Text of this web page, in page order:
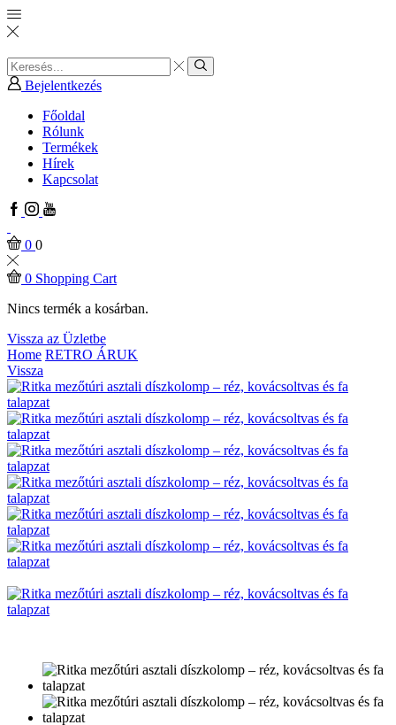
Search
input
Search
Bejelentkezés
Főoldal
Rólunk
Termékek
Hírek
Kapcsolat
Facebook
Instagram
Youtube
0 0
0 Shopping Cart
Nincs termék a kosárban.
Vissza az Üzletbe
Home RETRO ÁRUK
Vissza